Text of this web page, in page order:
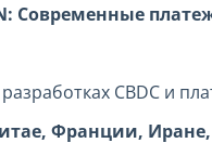
: Современные
CBDC и
Франции,